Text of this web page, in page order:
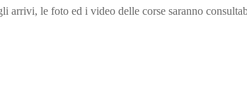
arrivi, le foto ed i video delle corse saranno